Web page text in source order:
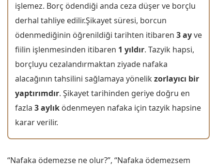
işlemez. Borç ödendiği anda ceza düşer ve borçlu
derhal tahliye edilir.Şikayet süresi, borcun
ödenmediğinin öğrenildiği tarihten itibaren 3 ayve
fiilin işlenmesinden itibaren 1 yıldır. Tazyik hapsi,
borçluyu cezalandırmaktan ziyade nafaka
alacağının tahsilini sağlamaya yönelikzorlayıcı bir
yaptırımdır. Şikayet tarihinden geriye doğru en
fazla 3 aylık ödenmeyen nafaka için tazyik hapsine
karar verilir.
“Nafaka ödemezse ne olur?”, “Nafaka ödemezsem